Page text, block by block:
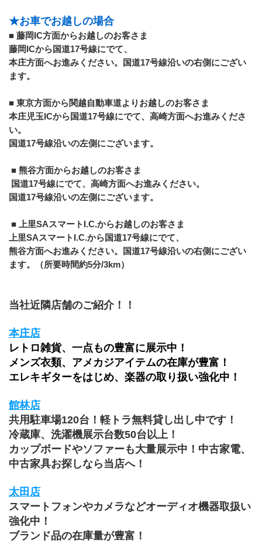
★お車でお越しの場合
■ 藤岡IC方面からお越しのお客さま
藤岡ICから国道17号線にでて、
本庄方面へお進みください。国道17号線沿いの右側にござい
ます。
■ 東京方面から関越自動車道よりお越しのお客さま
本庄児玉ICから国道17号線にでて、高崎方面へお進みくださ
い。
国道17号線沿いの左側にございます。
■ 熊谷方面からお越しのお客さま
国道17号線にでて、高崎方面へお進みください。
国道17号線沿いの左側にございます。
■ 上里SAスマートI.C.からお越しのお客さま
上里SAスマートI.C.から国道17号線にでて、
熊谷方面へお進みください。国道17号線沿いの右側にござい
ます。（所要時間約5分/3km）
当社近隣店舗のご紹介！！
本庄店
レトロ雑貨、一点もの豊富に展示中！
メンズ衣類、アメカジアイテムの在庫が豊富！
エレキギターをはじめ、楽器の取り扱い強化中！
館林店
共用駐車場120台！軽トラ無料貸し出し中です！
冷蔵庫、洗濯機展示台数50台以上！
カップボードやソファーも大量展示中！中古家電、
中古家具お探しなら当店へ！
太田店
スマートフォンやカメラなどオーディオ機器取扱い
強化中！
ブランド品の在庫量が豊富！